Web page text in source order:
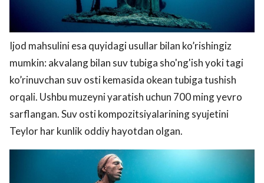
Ijod mahsulini esa quyidagi usullar bilan ko’rishingiz
mumkin: akvalang bilan suv tubiga sho'ng'ish yoki tagi
ko’rinuvchan suv osti kemasida okean tubiga tushish
orqali. Ushbu muzeyni yaratish uchun 700 ming yevro
sarflangan. Suv osti kompozitsiyalarining syujetini
Teylor har kunlik oddiy hayotdan olgan.